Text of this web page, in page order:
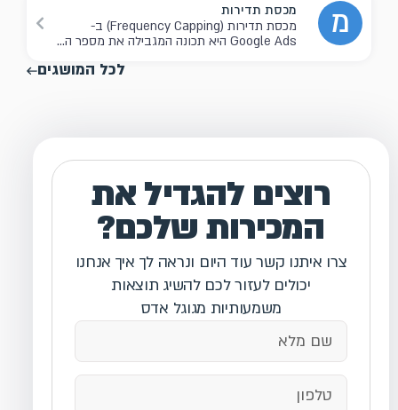
מ
מכסת תדירות
מכסת תדירות (Frequency Capping) ב-
Google Ads היא תכונה המגבילה את מספר ה...
לכל המושגים
רוצים להגדיל את
המכירות שלכם?
צרו איתנו קשר עוד היום ונראה לך איך אנחנו
יכולים לעזור לכם להשיג תוצאות
משמעותיות מגוגל אדס